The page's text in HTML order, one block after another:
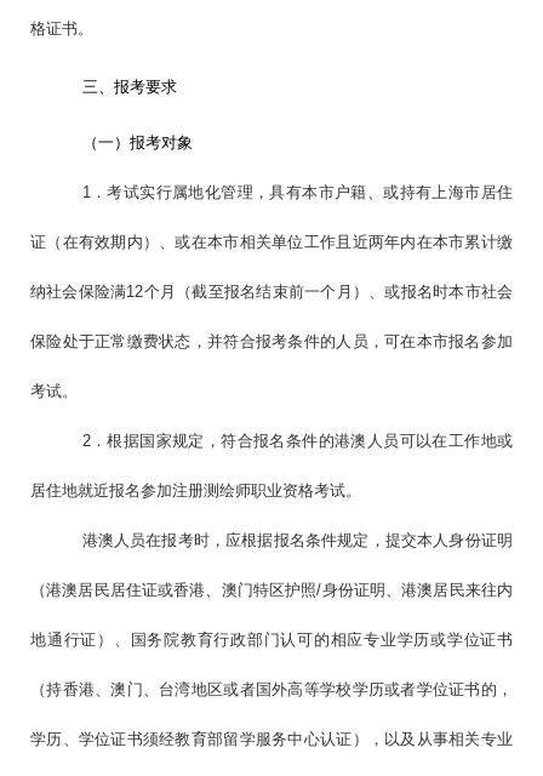
格证书。
三、报考要求
（一）报考对象
1．考试实行属地化管理，具有本市户籍、或持有上海市居住
证（在有效期内）、或在本市相关单位工作且近两年内在本市累计缴
纳社会保险满12个月（截至报名结束前一个月）、或报名时本市社会
保险处于正常缴费状态，并符合报考条件的人员，可在本市报名参加
考试。
2．根据国家规定，符合报名条件的港澳人员可以在工作地或
居住地就近报名参加注册测绘师职业资格考试。
港澳人员在报考时，应根据报名条件规定，提交本人身份证明
（港澳居民居住证或香港、澳门特区护照/身份证明、港澳居民来往内
地通行证）、国务院教育行政部门认可的相应专业学历或学位证书
（持香港、澳门、台湾地区或者国外高等学校学历或者学位证书的，
学历、学位证书须经教育部留学服务中心认证），以及从事相关专业